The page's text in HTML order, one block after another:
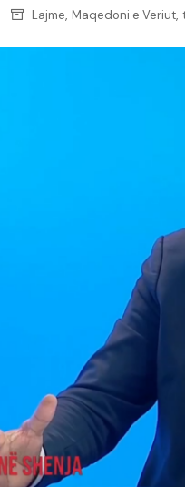
Lajme, Maqedoni e Veriut,